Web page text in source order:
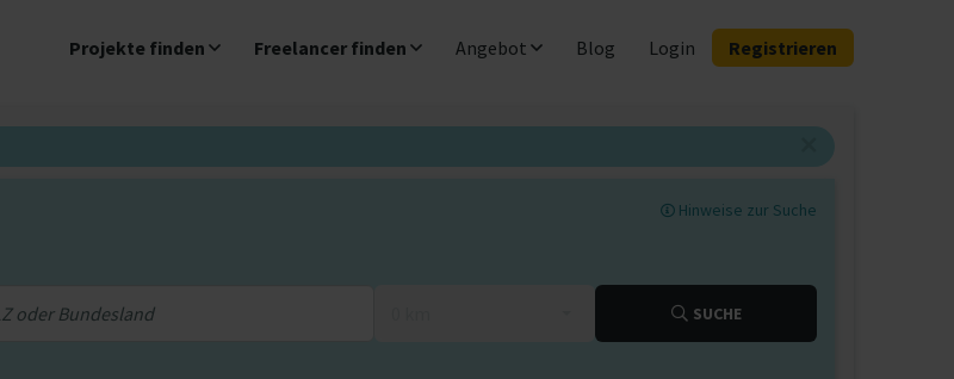
Projekte finden Freelancer finden Angebot Blog Login Registrieren
Hinweise zur Suche
SUCHE